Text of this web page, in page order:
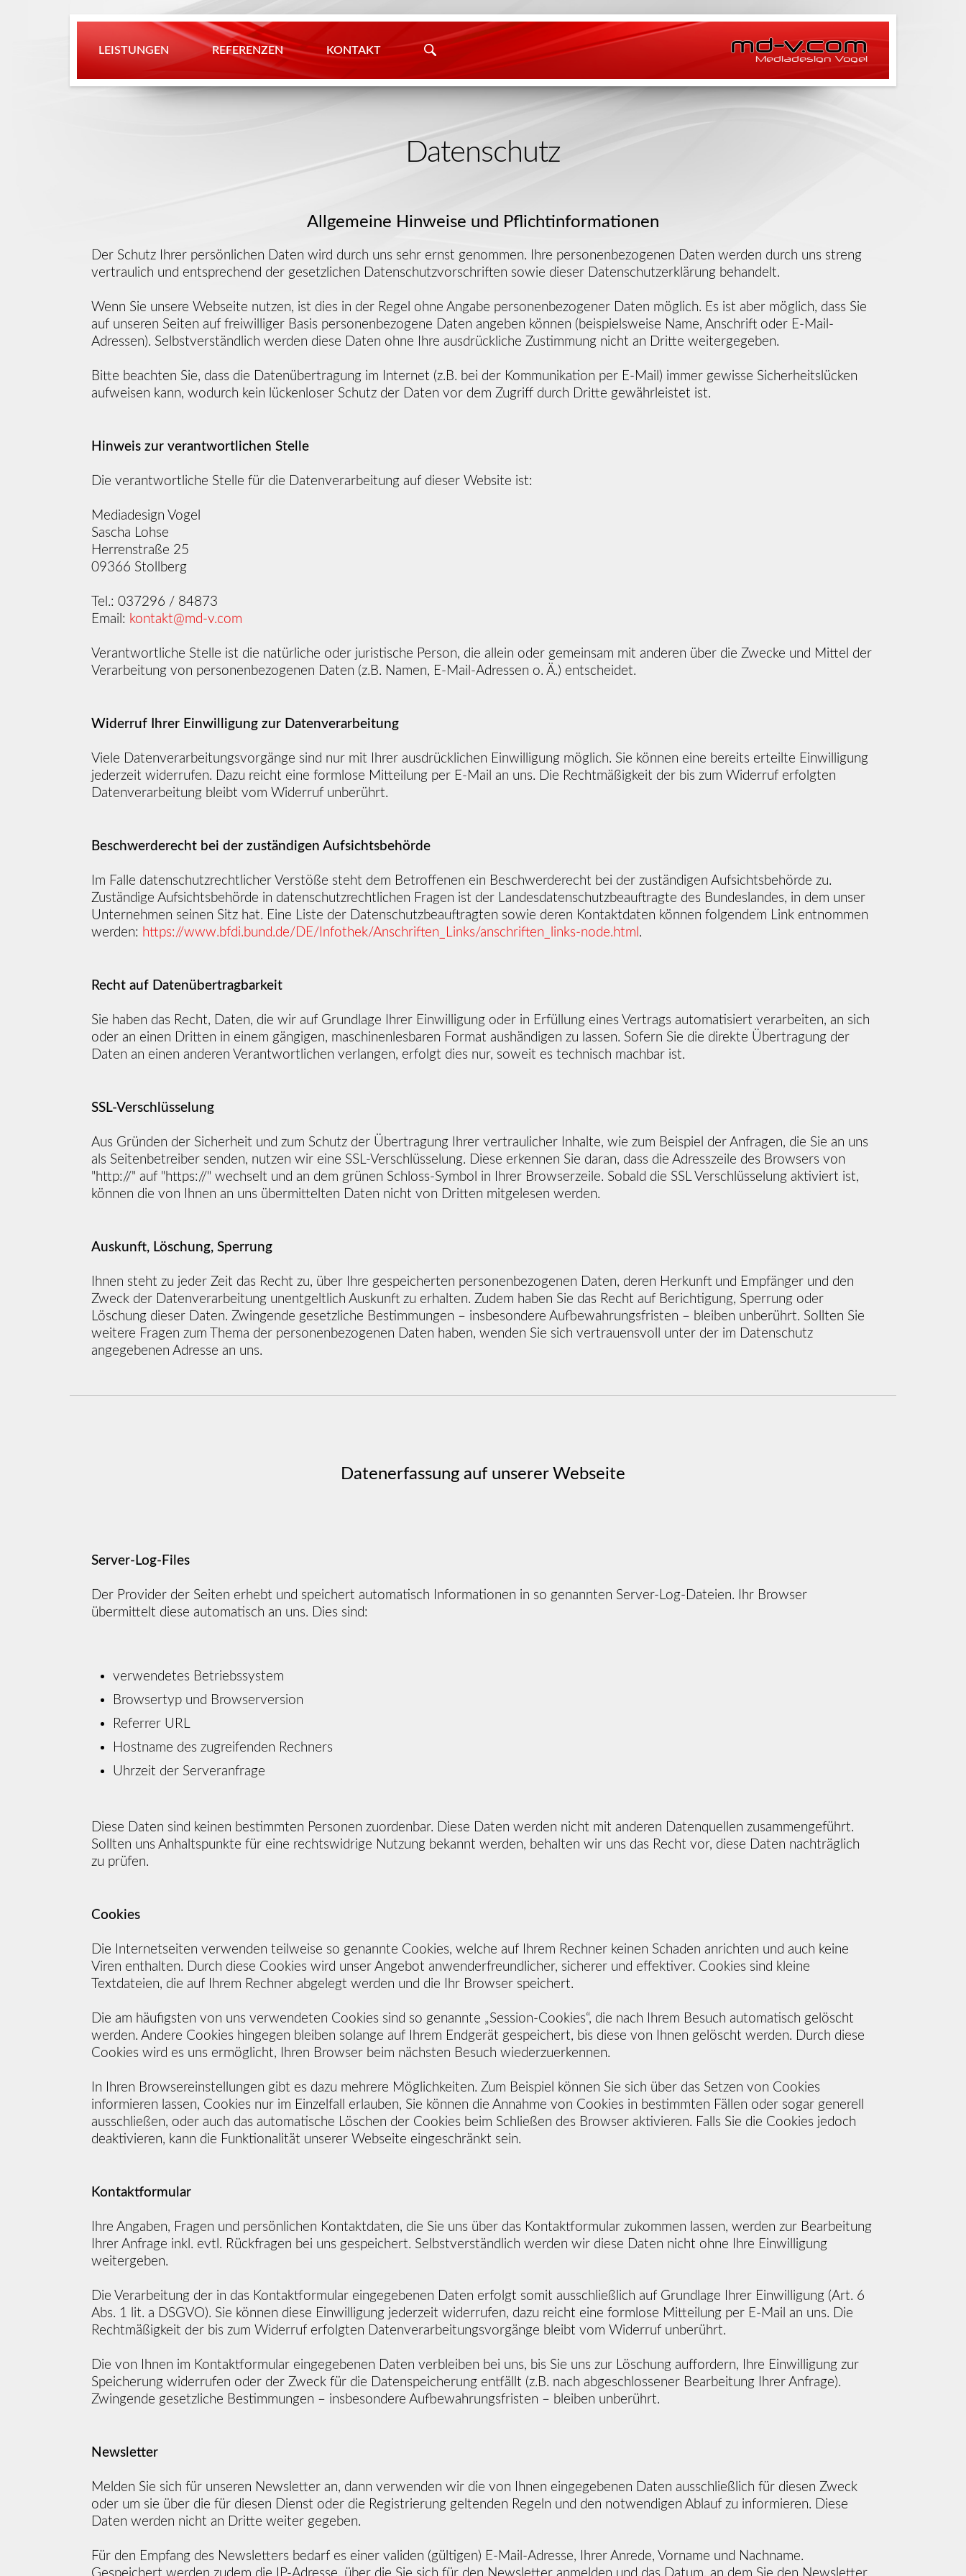
md-v.com
Mediadesign Vogel
LEISTUNGEN REFERENZEN KONTAKT
Datenschutz
Allgemeine Hinweise und Pflichtinformationen
Der Schutz Ihrer persönlichen Daten wird durch uns sehr ernst genommen. Ihre personenbezogenen Daten werden durch uns streng
vertraulich und entsprechend der gesetzlichen Datenschutzvorschriften sowie dieser Datenschutzerklärung behandelt.
Wenn Sie unsere Webseite nutzen, ist dies in der Regel ohne Angabe personenbezogener Daten möglich. Es ist aber möglich, dass Sie
auf unseren Seiten auf freiwilliger Basis personenbezogene Daten angeben können (beispielsweise Name, Anschrift oder E-Mail-
Adressen). Selbstverständlich werden diese Daten ohne Ihre ausdrückliche Zustimmung nicht an Dritte weitergegeben.
Bitte beachten Sie, dass die Datenübertragung im Internet (z.B. bei der Kommunikation per E-Mail) immer gewisse Sicherheitslücken
aufweisen kann, wodurch kein lückenloser Schutz der Daten vor dem Zugriff durch Dritte gewährleistet ist.
Hinweis zur verantwortlichen Stelle
Die verantwortliche Stelle für die Datenverarbeitung auf dieser Website ist:
Mediadesign Vogel
Sascha Lohse
Herrenstraße 25
09366 Stollberg
Tel.: 037296 / 84873
Email: kontakt@md-v.com
Verantwortliche Stelle ist die natürliche oder juristische Person, die allein oder gemeinsam mit anderen über die Zwecke und Mittel der
Verarbeitung von personenbezogenen Daten (z.B. Namen, E-Mail-Adressen o. Ä.) entscheidet.
Widerruf Ihrer Einwilligung zur Datenverarbeitung
Viele Datenverarbeitungsvorgänge sind nur mit Ihrer ausdrücklichen Einwilligung möglich. Sie können eine bereits erteilte Einwilligung
jederzeit widerrufen. Dazu reicht eine formlose Mitteilung per E-Mail an uns. Die Rechtmäßigkeit der bis zum Widerruf erfolgten
Datenverarbeitung bleibt vom Widerruf unberührt.
Beschwerderecht bei der zuständigen Aufsichtsbehörde
Im Falle datenschutzrechtlicher Verstöße steht dem Betroffenen ein Beschwerderecht bei der zuständigen Aufsichtsbehörde zu.
Zuständige Aufsichtsbehörde in datenschutzrechtlichen Fragen ist der Landesdatenschutzbeauftragte des Bundeslandes, in dem unser
Unternehmen seinen Sitz hat. Eine Liste der Datenschutzbeauftragten sowie deren Kontaktdaten können folgendem Link entnommen
werden: https://www.bfdi.bund.de/DE/Infothek/Anschriften_Links/anschriften_links-node.html .
Recht auf Datenübertragbarkeit
Sie haben das Recht, Daten, die wir auf Grundlage Ihrer Einwilligung oder in Erfüllung eines Vertrags automatisiert verarbeiten, an sich
oder an einen Dritten in einem gängigen, maschinenlesbaren Format aushändigen zu lassen. Sofern Sie die direkte Übertragung der
Daten an einen anderen Verantwortlichen verlangen, erfolgt dies nur, soweit es technisch machbar ist.
SSL-Verschlüsselung
Aus Gründen der Sicherheit und zum Schutz der Übertragung Ihrer vertraulicher Inhalte, wie zum Beispiel der Anfragen, die Sie an uns
als Seitenbetreiber senden, nutzen wir eine SSL-Verschlüsselung. Diese erkennen Sie daran, dass die Adresszeile des Browsers von
"http://" auf "https://" wechselt und an dem grünen Schloss-Symbol in Ihrer Browserzeile. Sobald die SSL Verschlüsselung aktiviert ist,
können die von Ihnen an uns übermittelten Daten nicht von Dritten mitgelesen werden.
Auskunft, Löschung, Sperrung
Ihnen steht zu jeder Zeit das Recht zu, über Ihre gespeicherten personenbezogenen Daten, deren Herkunft und Empfänger und den
Zweck der Datenverarbeitung unentgeltlich Auskunft zu erhalten. Zudem haben Sie das Recht auf Berichtigung, Sperrung oder
Löschung dieser Daten. Zwingende gesetzliche Bestimmungen – insbesondere Aufbewahrungsfristen – bleiben unberührt. Sollten Sie
weitere Fragen zum Thema der personenbezogenen Daten haben, wenden Sie sich vertrauensvoll unter der im Datenschutz
angegebenen Adresse an uns.
Datenerfassung auf unserer Webseite
Server-Log-Files
Der Provider der Seiten erhebt und speichert automatisch Informationen in so genannten Server-Log-Dateien. Ihr Browser
übermittelt diese automatisch an uns. Dies sind:
verwendetes Betriebssystem
Browsertyp und Browserversion
Referrer URL
Hostname des zugreifenden Rechners
Uhrzeit der Serveranfrage
Diese Daten sind keinen bestimmten Personen zuordenbar. Diese Daten werden nicht mit anderen Datenquellen zusammengeführt.
Sollten uns Anhaltspunkte für eine rechtswidrige Nutzung bekannt werden, behalten wir uns das Recht vor, diese Daten nachträglich
zu prüfen.
Cookies
Die Internetseiten verwenden teilweise so genannte Cookies, welche auf Ihrem Rechner keinen Schaden anrichten und auch keine
Viren enthalten. Durch diese Cookies wird unser Angebot anwenderfreundlicher, sicherer und effektiver. Cookies sind kleine
Textdateien, die auf Ihrem Rechner abgelegt werden und die Ihr Browser speichert.
Die am häufigsten von uns verwendeten Cookies sind so genannte „Session-Cookies“, die nach Ihrem Besuch automatisch gelöscht
werden. Andere Cookies hingegen bleiben solange auf Ihrem Endgerät gespeichert, bis diese von Ihnen gelöscht werden. Durch diese
Cookies wird es uns ermöglicht, Ihren Browser beim nächsten Besuch wiederzuerkennen.
In Ihren Browsereinstellungen gibt es dazu mehrere Möglichkeiten. Zum Beispiel können Sie sich über das Setzen von Cookies
informieren lassen, Cookies nur im Einzelfall erlauben, Sie können die Annahme von Cookies in bestimmten Fällen oder sogar generell
ausschließen, oder auch das automatische Löschen der Cookies beim Schließen des Browser aktivieren. Falls Sie die Cookies jedoch
deaktivieren, kann die Funktionalität unserer Webseite eingeschränkt sein.
Kontaktformular
Ihre Angaben, Fragen und persönlichen Kontaktdaten, die Sie uns über das Kontaktformular zukommen lassen, werden zur Bearbeitung
Ihrer Anfrage inkl. evtl. Rückfragen bei uns gespeichert. Selbstverständlich werden wir diese Daten nicht ohne Ihre Einwilligung
weitergeben.
Die Verarbeitung der in das Kontaktformular eingegebenen Daten erfolgt somit ausschließlich auf Grundlage Ihrer Einwilligung (Art. 6
Abs. 1 lit. a DSGVO). Sie können diese Einwilligung jederzeit widerrufen, dazu reicht eine formlose Mitteilung per E-Mail an uns. Die
Rechtmäßigkeit der bis zum Widerruf erfolgten Datenverarbeitungsvorgänge bleibt vom Widerruf unberührt.
Die von Ihnen im Kontaktformular eingegebenen Daten verbleiben bei uns, bis Sie uns zur Löschung auffordern, Ihre Einwilligung zur
Speicherung widerrufen oder der Zweck für die Datenspeicherung entfällt (z.B. nach abgeschlossener Bearbeitung Ihrer Anfrage).
Zwingende gesetzliche Bestimmungen – insbesondere Aufbewahrungsfristen – bleiben unberührt.
Newsletter
Melden Sie sich für unseren Newsletter an, dann verwenden wir die von Ihnen eingegebenen Daten ausschließlich für diesen Zweck
oder um sie über die für diesen Dienst oder die Registrierung geltenden Regeln und den notwendigen Ablauf zu informieren. Diese
Daten werden nicht an Dritte weiter gegeben.
Für den Empfang des Newsletters bedarf es einer validen (gültigen) E-Mail-Adresse, Ihrer Anrede, Vorname und Nachname.